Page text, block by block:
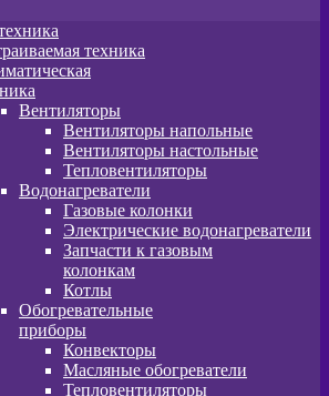
техника
Вентиляторы
Вентиляторы напольные
Вентиляторы настольные
Тепловентиляторы
Водонагреватели
Газовые колонки
Электрические водонагреватели
Запчасти к газовым
колонкам
Котлы
Обогревательные
приборы
Конвекторы
Масляные обогреватели
Тепловентиляторы